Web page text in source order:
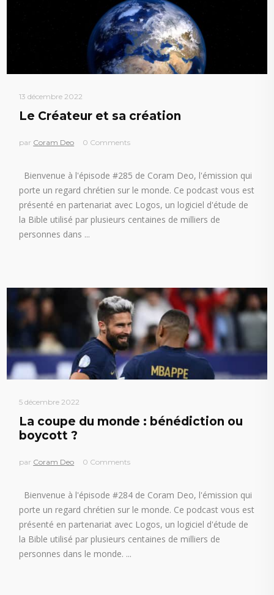
13 décembre 2022
Le Créateur et sa création
par Coram Deo 0 Comments
Bienvenue à l'épisode #285 de Coram Deo, l'émission qui
porte un regard chrétien sur le monde. Ce podcast vous est
présenté en partenariat avec Logos, un logiciel d'étude de
la Bible utilisé par plusieurs centaines de milliers de
personnes dans
5 décembre 2022
La coupe du monde : bénédiction ou
boycott ?
par Coram Deo 0 Comments
Bienvenue à l'épisode #284 de Coram Deo, l'émission qui
porte un regard chrétien sur le monde. Ce podcast vous est
présenté en partenariat avec Logos, un logiciel d'étude de
la Bible utilisé par plusieurs centaines de milliers de
personnes dans le monde.